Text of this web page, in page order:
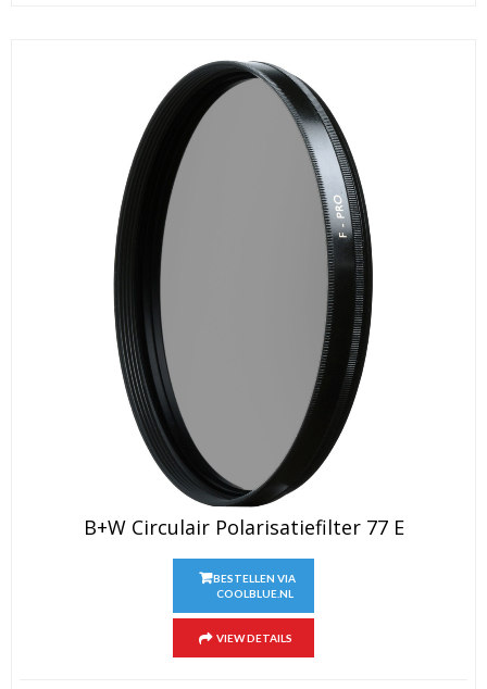
B+W Circulair Polarisatiefilter 77 E
BESTELLEN VIA
COOLBLUE.NL
VIEW DETAILS